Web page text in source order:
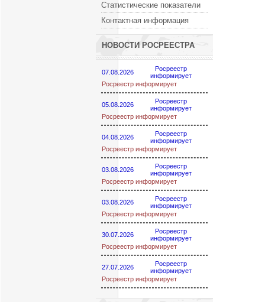
Статистические показатели
Контактная информация
НОВОСТИ РОСРЕЕСТРА
07.08.2026
Росреестр
информирует
Росреестр информирует
05.08.2026
Росреестр
информирует
Росреестр информирует
04.08.2026
Росреестр
информирует
Росреестр информирует
03.08.2026
Росреестр
информирует
Росреестр информирует
03.08.2026
Росреестр
информирует
Росреестр информирует
30.07.2026
Росреестр
информирует
Росреестр информирует
27.07.2026
Росреестр
информирует
Росреестр информирует